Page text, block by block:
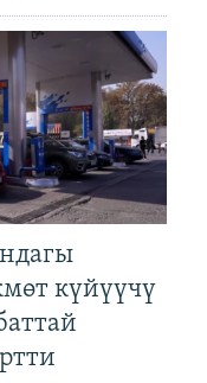
күйүүчү